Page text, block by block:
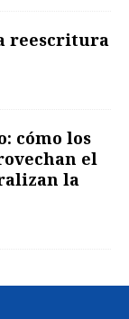
reescritura
cómo los
el
la